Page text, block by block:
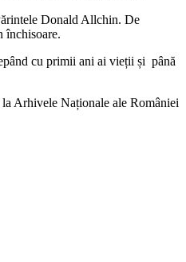
Donald Allchin. De
închisoare.
cu primii ani ai vieții și până
Arhivele Naționale ale României